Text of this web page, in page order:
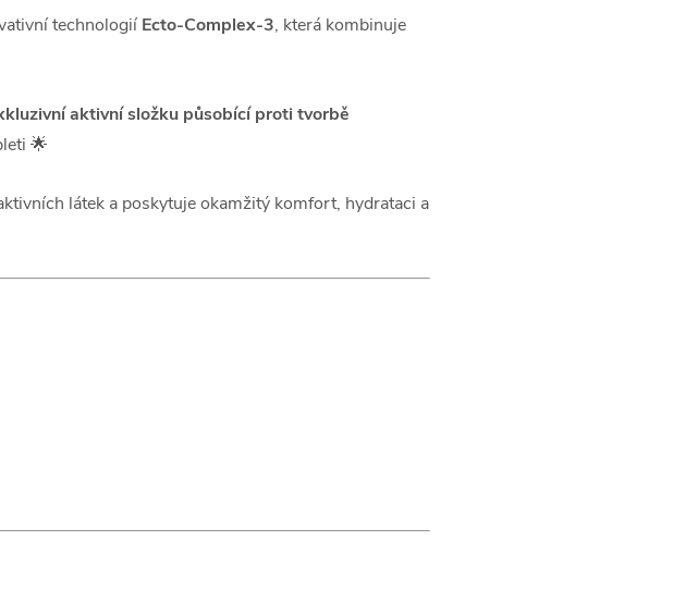
technologiíEcto-Complex-3, která kombinuje
aktivní složku působící proti tvorbě
🌟
látek a poskytuje okamžitý komfort, hydrataci a